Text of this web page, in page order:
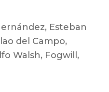
Esteban
del Campo,
Walsh, Fogwill,